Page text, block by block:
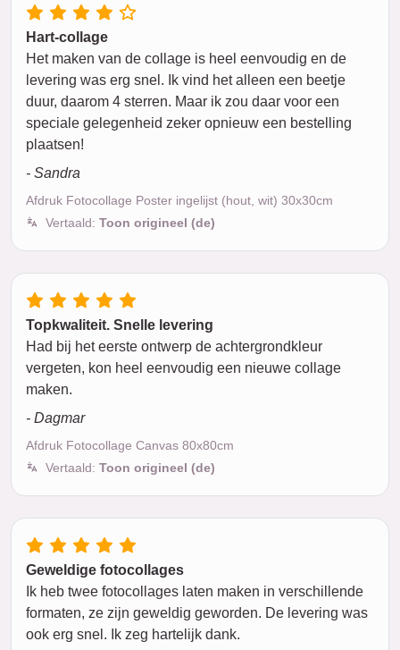
Hart-collage
Het maken van de collage is heel eenvoudig en de
levering was erg snel. Ik vind het alleen een beetje
duur, daarom 4 sterren. Maar ik zou daar voor een
speciale gelegenheid zeker opnieuw een bestelling
plaatsen!
- Sandra
Afdruk Fotocollage Poster ingelijst (hout, wit) 30x30cm
Vertaald: Toon origineel (de)
Topkwaliteit. Snelle levering
Had bij het eerste ontwerp de achtergrondkleur
vergeten, kon heel eenvoudig een nieuwe collage
maken.
- Dagmar
Afdruk Fotocollage Canvas 80x80cm
Vertaald: Toon origineel (de)
Geweldige fotocollages
Ik heb twee fotocollages laten maken in verschillende
formaten, ze zijn geweldig geworden. De levering was
ook erg snel. Ik zeg hartelijk dank.